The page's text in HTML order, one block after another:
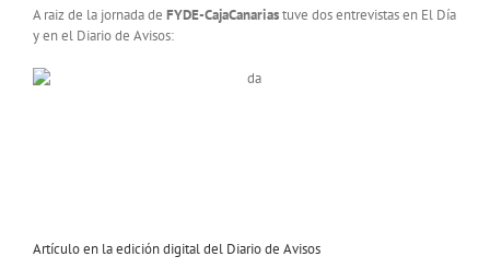
A raiz de la jornada de FYDE-CajaCanariastuve dos entrevistas en El Día
y en el Diario de Avisos:
Artículo en la edición digital del Diario de Avisos